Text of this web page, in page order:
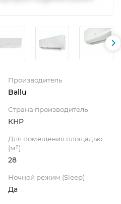
Производитель
Ballu
Страна производитель
КНР
Для помещения площадью
(м²)
28
Ночной режим (Sleep)
Да